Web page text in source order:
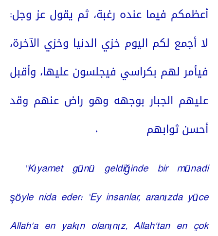
أعظمكم فيما عنده رغبة، ثم يقول عز وجل:
لا أجمع لكم اليوم خزي الدنيا وخزي الآخرة،
فيأمر لهم بكراسي فيجلسون عليها، وأقبل
عليهم الجبار بوجهه وهو راض عنهم وقد
أحسن ثوابهم
.
“Kıyamet günü geldiğinde bir münadi
şöyle nida eder: ‘Ey insanlar, aranızda yüce
Allah’a en yakın olanınız, Allah’tan en çok